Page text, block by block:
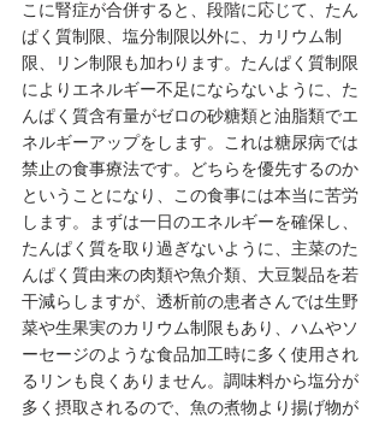
こに腎症が合併すると、段階に応じて、たん
ぱく質制限、塩分制限以外に、カリウム制
限、リン制限も加わります。たんぱく質制限
によりエネルギー不足にならないように、た
んぱく質含有量がゼロの砂糖類と油脂類でエ
ネルギーアップをします。これは糖尿病では
禁止の食事療法です。どちらを優先するのか
ということになり、この食事には本当に苦労
します。まずは一日のエネルギーを確保し、
たんぱく質を取り過ぎないように、主菜のた
んぱく質由来の肉類や魚介類、大豆製品を若
干減らしますが、透析前の患者さんでは生野
菜や生果実のカリウム制限もあり、ハムやソ
ーセージのような食品加工時に多く使用され
るリンも良くありません。調味料から塩分が
多く摂取されるので、魚の煮物より揚げ物が